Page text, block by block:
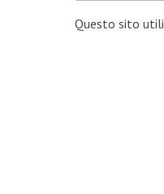
Questo sito